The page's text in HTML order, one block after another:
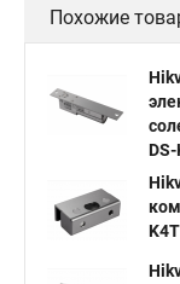
Похожие